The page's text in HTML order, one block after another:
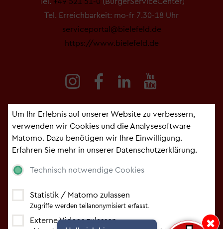
Um Ihr Erlebnis auf unserer Website zu verbessern,
verwenden wir Cookies und die Analysesoftware
Matomo. Dazu benötigen wir Ihre Einwilligung.
Erfahren Sie mehr in unserer Datenschutzerklärung.
Technisch notwendige Cookies
Statistik / Matomo zulassen
Zugriffe werden teilanonymisiert erfasst.
Externe Videos zulassen
Tel. Erreichbarkeit: mo-fr 7.30-18 Uhr
serviceportal@bielefeld.de
https://www.bielefeld.de
Fußzeile Serviceportal
Impressum
Datenschutzerklärung
Cookie-Einstellungen
Erklärung zur Barrierefreiheit
Hinweis: Hallo